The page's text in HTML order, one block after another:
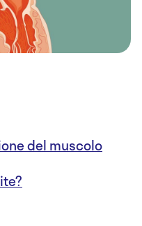
del muscolo